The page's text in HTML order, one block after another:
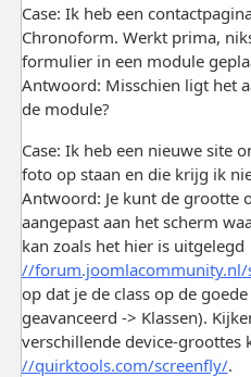
Case: Ik heb een
Chronoform. Werkt prima,
formulier in een module
Antwoord: Misschien ligt het
de module?
Case: Ik heb een nieuwe site
foto op staan en die krijg ik
Antwoord: Je kunt de grootte
aangepast aan het scherm
kan zoals het hier is uitgelegd
//forum.joomlacommunity.nl/
op dat je de class op de
geavanceerd -> Klassen).
verschillende device-groottes
//quirktools.com/screenfly/.